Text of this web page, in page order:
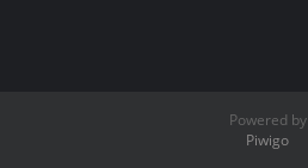
Powered by
Piwigo